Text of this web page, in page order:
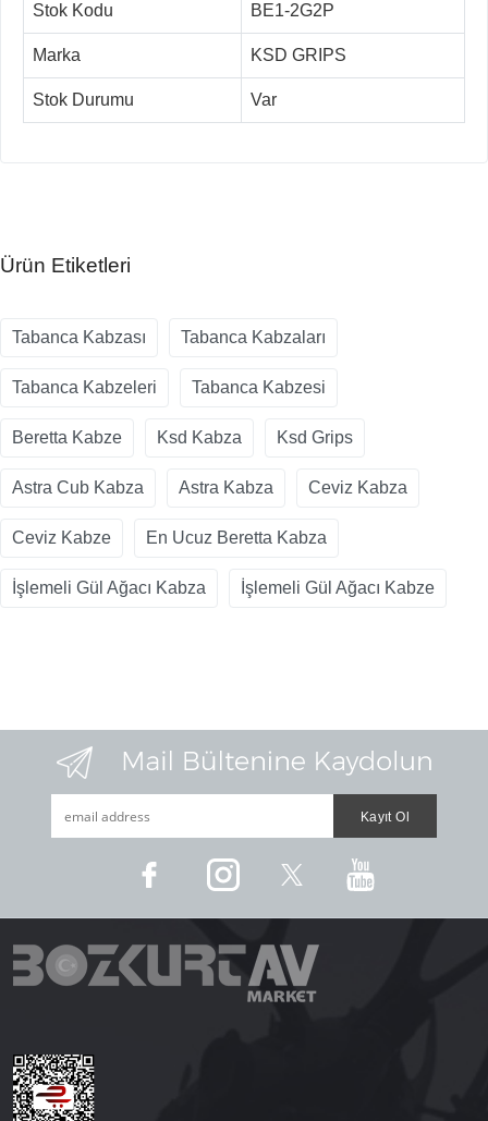
Stok Kodu BE1-2G2P
Marka KSD GRIPS
Stok Durumu Var
Ürün Etiketleri
Tabanca Kabzası Tabanca Kabzaları
Tabanca Kabzeleri Tabanca Kabzesi
Beretta Kabze Ksd Kabza Ksd Grips
Astra Cub Kabza Astra Kabza Ceviz Kabza
Ceviz Kabze En Ucuz Beretta Kabza
İşlemeli Gül Ağacı Kabza İşlemeli Gül Ağacı Kabze